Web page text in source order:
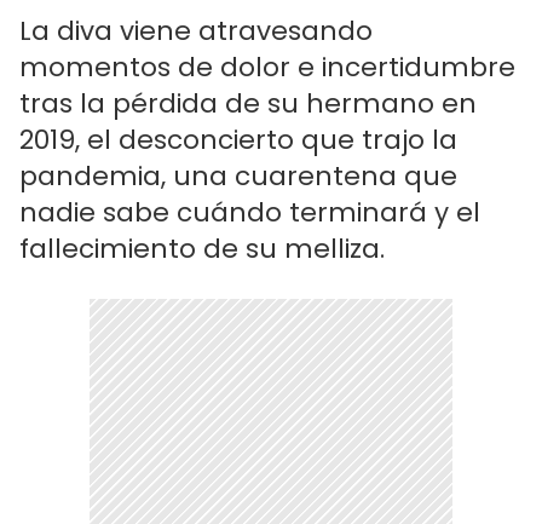
La diva viene atravesando
momentos de dolor e incertidumbre
tras la pérdida de su hermano en
2019, el desconcierto que trajo la
pandemia, una cuarentena que
nadie sabe cuándo terminará y el
fallecimiento de su melliza.